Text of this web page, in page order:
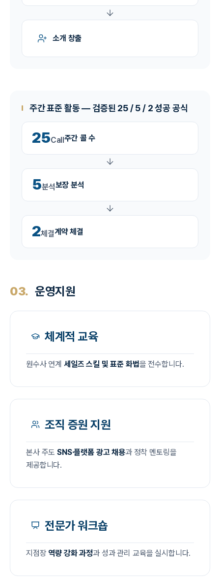
소개 창출
주간 표준 활동 — 검증된 25 / 5 / 2 성공 공식
25Call주간 콜 수
5분석보장 분석
2체결계약 체결
03. 운영지원
체계적 교육
원수사 연계 세일즈 스킬 및 표준 화법을 전수합니다.
조직 증원 지원
본사 주도SNS·플랫폼 광고 채용과 정착 멘토링을
제공합니다.
전문가 워크숍
지점장 역량 강화 과정과 성과 관리 교육을 실시합니다.